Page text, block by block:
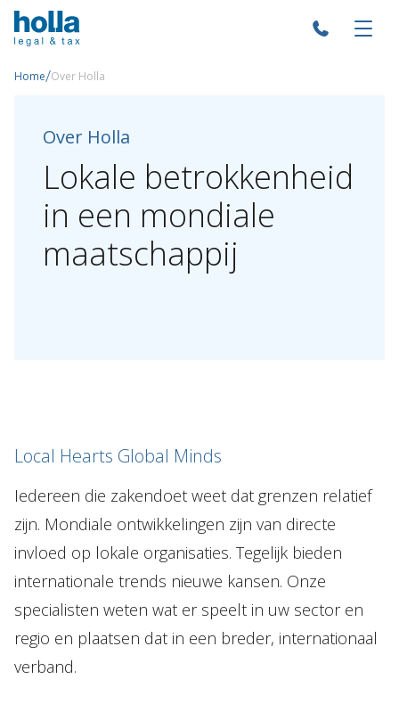
Internationaal
Nieuws
NL EN DE FR
Home/Over Holla
Over Holla
Lokale betrokkenheid
in een mondiale
maatschappij
Local Hearts Global Minds
Iedereen die zakendoet weet dat grenzen relatief
zijn. Mondiale ontwikkelingen zijn van directe
invloed op lokale organisaties. Tegelijk bieden
internationale trends nieuwe kansen. Onze
specialisten weten wat er speelt in uw sector en
regio en plaatsen dat in een breder, internationaal
verband.